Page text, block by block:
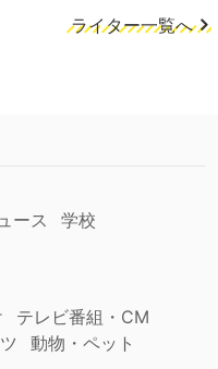
ライター一覧へ
ース
学校
テレビ番組・CM
動物・ペット